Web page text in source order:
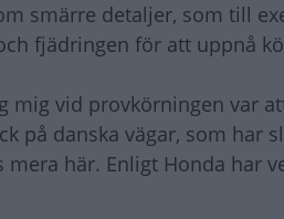
smärre detaljer, som till
fjädringen för att uppnå
mig vid provkörningen var
på danska vägar, som har
mera här. Enligt Honda har